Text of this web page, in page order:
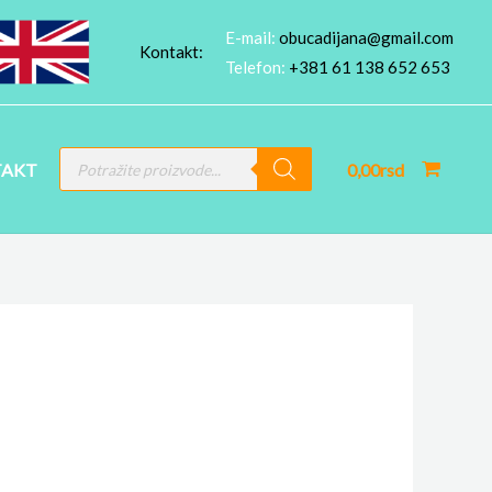
Kontakt:
E-mail: obucadijana@gmail.com
Telefon: +381 61 138 652 653
PRODUCTS
SEARCH
0,00rsd